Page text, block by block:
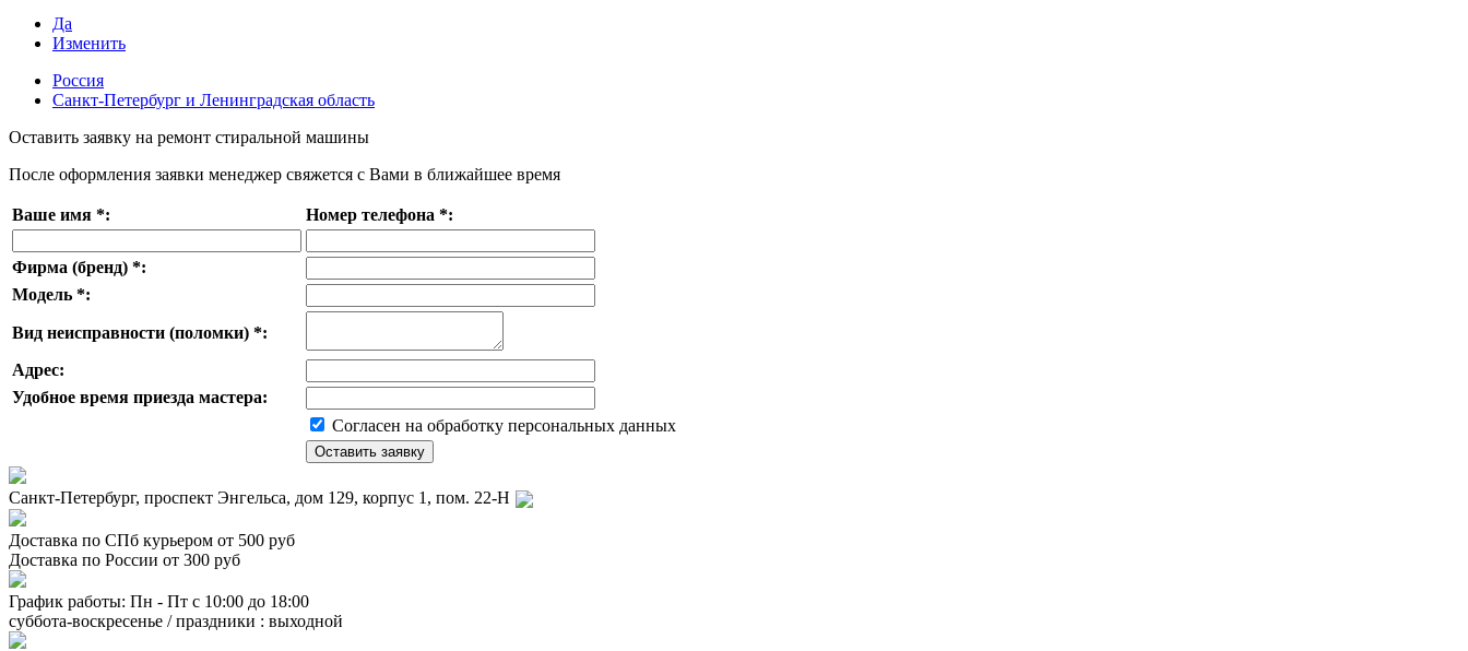
Да
Изменить
Россия
Санкт-Петербург и Ленинградская область
Оставить заявку на ремонт стиральной машины
После оформления заявки менеджер свяжется с Вами в ближайшее время
Ваше имя *: Номер телефона *:
Фирма (бренд) *:
Модель *:
Вид неисправности (поломки) *:
Адрес:
Удобное время приезда мастера:
Согласен на обработку персональных данных
Санкт-Петербург, проспект Энгельса, дом 129, корпус 1, пом. 22-Н
Доставка по СПб курьером от 500 руб
Доставка по России от 300 руб
График работы: Пн - Пт с 10:00 до 18:00
суббота-воскресенье / праздники : выходной